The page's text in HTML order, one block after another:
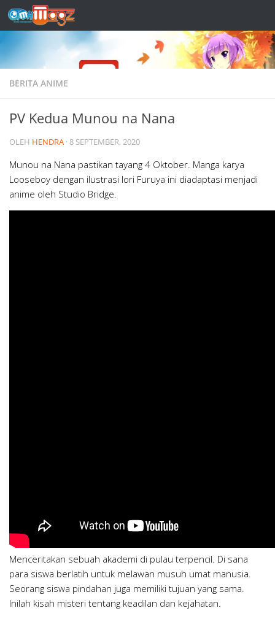
Skip to content
BERITA ANIME
PV Kedua Munou na Nana
OLEH HENDRA ·8 SEPTEMBER, 2020
Munou na Nana pastikan tayang 4 Oktober. Manga karya
Looseboy dengan ilustrasi Iori Furuya ini diadaptasi menjadi
anime oleh Studio Bridge.
Menceritakan sebuah akademi di pulau terpencil. Di sana
para siswa berlatih untuk melawan musuh umat manusia.
Seorang siswa pindahan juga memiliki tujuan yang sama.
Inilah kisah misteri tentang keadilan dan kejahatan.